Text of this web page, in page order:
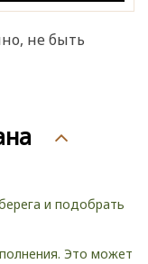
не быть
и подобрать
Это может